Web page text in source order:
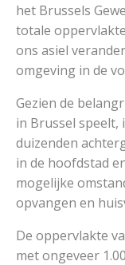
het Brussels
totale
ons asiel
omgeving in de
Gezien de
in Brussel speelt,
duizenden
in de hoofdstad
mogelijke
opvangen en
De oppervlakte
met ongeveer